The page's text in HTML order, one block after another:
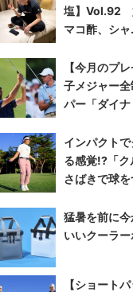
塩】Vol.92
マコ酢、シャ
【今月のプ
子メジャー
パー「ダイ
インパクト
る感覚!?「
さばきで球
猛暑を前に
いいクーラ
【ショート